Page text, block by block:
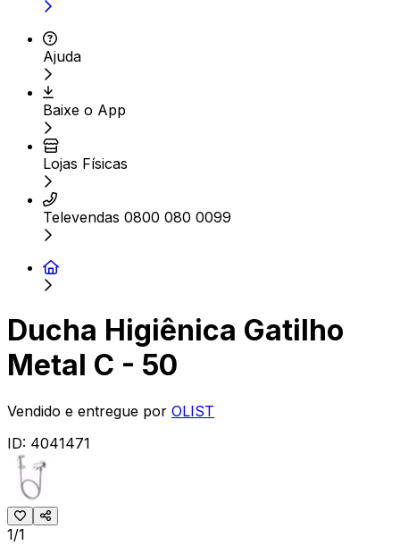
Ajuda
Baixe o App
Lojas Físicas
Televendas 0800 080 0099
Ducha Higiênica Gatilho
Metal C - 50
Vendido e entregue por OLIST
ID: 4041471
1/1